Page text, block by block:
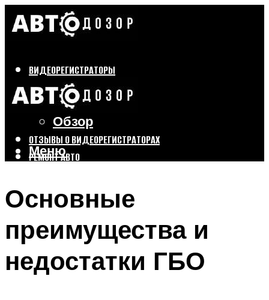
ВИДЕОРЕГИСТРАТОРЫ
Бренды
Выбор
Обзор
ОТЗЫВЫ О ВИДЕОРЕГИСТРАТОРАХ
РЕМОНТ АВТО
Меню
Основные
преимущества и
недостатки ГБО